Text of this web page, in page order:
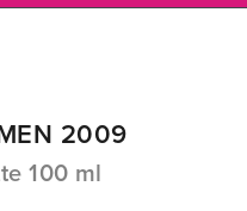
2009
100 ml